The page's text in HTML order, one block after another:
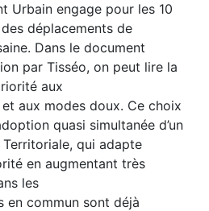
Urbain engage pour les 10
déplacements de
Dans le document
par Tisséo, on peut lire la
aux
aux modes doux. Ce choix
quasi simultanée d’un
Territoriale, qui adapte
en augmentant très
les
en commun sont déjà